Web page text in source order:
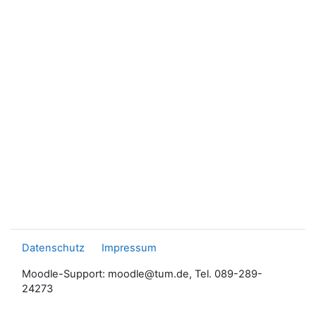
Datenschutz Impressum
Moodle-Support: moodle@tum.de, Tel. 089-289-
24273